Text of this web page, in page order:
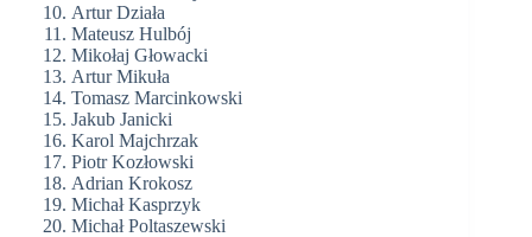
Artur Działa
Mateusz Hulbój
Mikołaj Głowacki
Artur Mikuła
Tomasz Marcinkowski
Jakub Janicki
Karol Majchrzak
Piotr Kozłowski
Adrian Krokosz
Michał Kasprzyk
Michał Poltaszewski